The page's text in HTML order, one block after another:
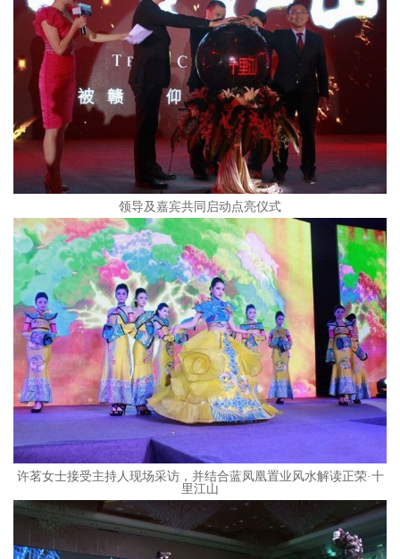
领导及嘉宾共同启动点亮仪式
许茗女士接受主持人现场采访，并结合蓝凤凰置业风水解读正荣·十
里江山